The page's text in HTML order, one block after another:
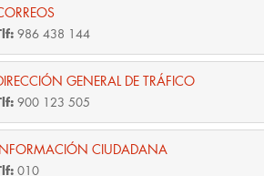
986 438 144
GENERAL DE TRÁFICO
900 123 505
CIUDADANA
010